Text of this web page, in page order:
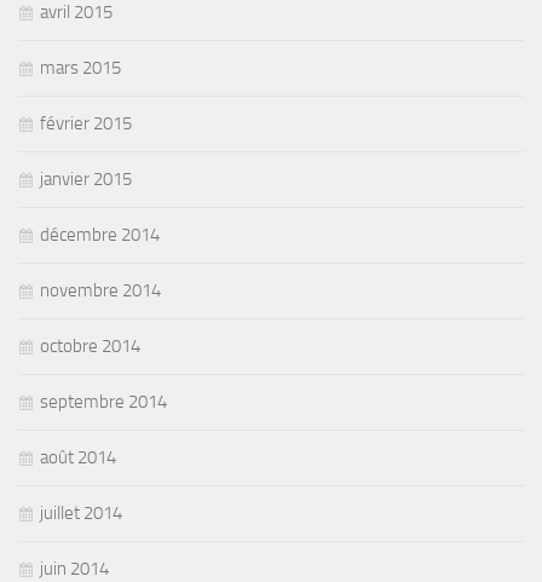
avril 2015
mars 2015
février 2015
janvier 2015
décembre 2014
novembre 2014
octobre 2014
septembre 2014
août 2014
juillet 2014
juin 2014